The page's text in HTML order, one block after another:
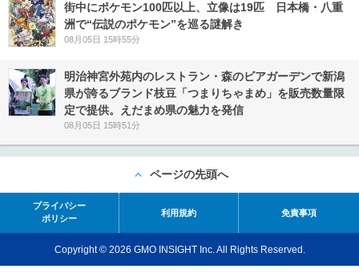
街中にポケモン100匹以上、立像は19匹 日本橋・八重
洲で“伝説のポケモン”を巡る謎解き
08月05日 15時55分
明治神宮外苑内のレストラン・森のビアガーデンで新潟
県が誇るブランド枝豆「つまりちゃまめ」を販売数量限
定で提供。えだまめ県の魅力を発信
08月05日 15時51分
ページの先頭へ
プライバシー
ポリシー
利用規約 免責事項
Copyright © 2026 GMO INSIGHT Inc. All Rights Reserved.